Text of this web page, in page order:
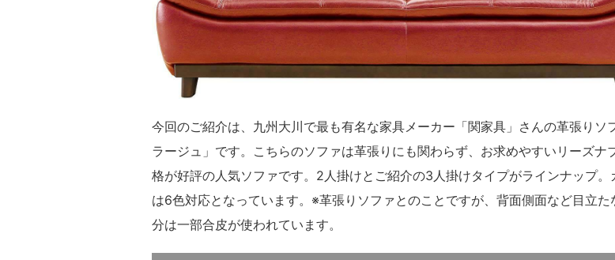
今回のご紹介は、九州大川で最も有名な家具メーカー「関家具」さんの革張りソ
ラージュ」です。こちらのソファは革張りにも関わらず、お求めやすいリーズナ
格が好評の人気ソファです。2人掛けとご紹介の3人掛けタイプがラインナップ。
は6色対応となっています。※革張りソファとのことですが、背面側面など目立た
分は一部合皮が使われています。